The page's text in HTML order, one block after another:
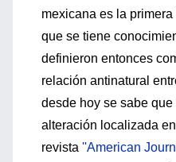
mexicana es la
que se tiene
definieron entonces
relación antinatural
desde hoy se sabe
alteración localizada
revista ''American